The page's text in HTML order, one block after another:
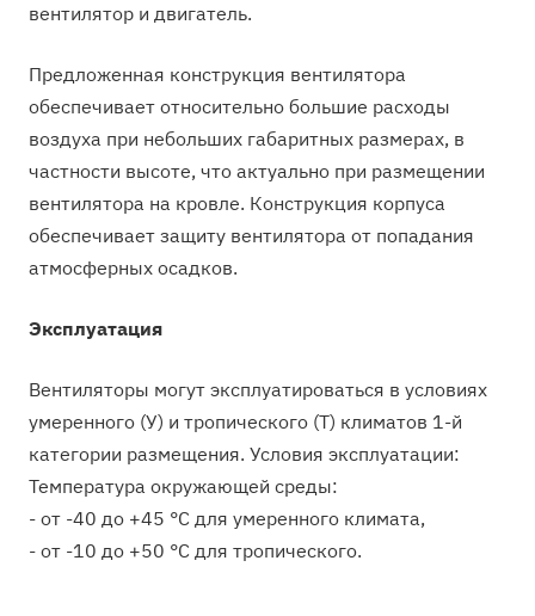
вентилятор и двигатель.
Предложенная конструкция вентилятора
обеспечивает относительно большие расходы
воздуха при небольших габаритных размерах, в
частности высоте, что актуально при размещении
вентилятора на кровле. Конструкция корпуса
обеспечивает защиту вентилятора от попадания
атмосферных осадков.
Эксплуатация
Вентиляторы могут эксплуатироваться в условиях
умеренного (У) и тропического (Т) климатов 1-й
категории размещения. Условия эксплуатации:
Температура окружающей среды:
- от -40 до +45 °С для умеренного климата,
- от -10 до +50 °С для тропического.